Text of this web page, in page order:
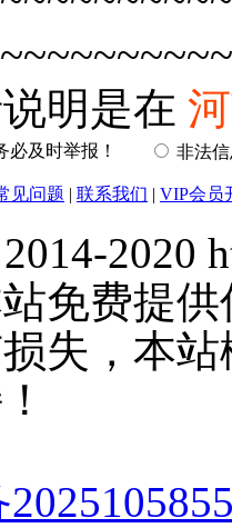
明是在
及时举报！ 非法
见问题 | 联系我们 | VIP会员
2020
免费提
失，本